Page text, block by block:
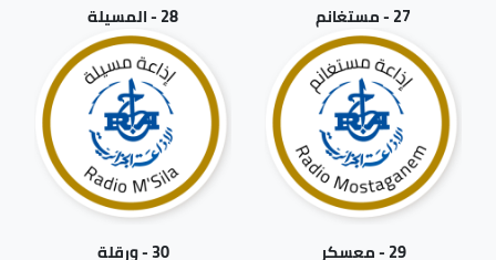
27 - مستغانم 28 - المسيلة
29 - معسكر 30 - ورقلة